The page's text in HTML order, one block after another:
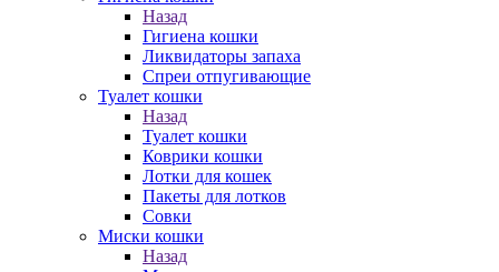
Назад
Гигиена кошки
Ликвидаторы запаха
Спреи отпугивающие
Туалет кошки
Назад
Туалет кошки
Коврики кошки
Лотки для кошек
Пакеты для лотков
Совки
Миски кошки
Назад